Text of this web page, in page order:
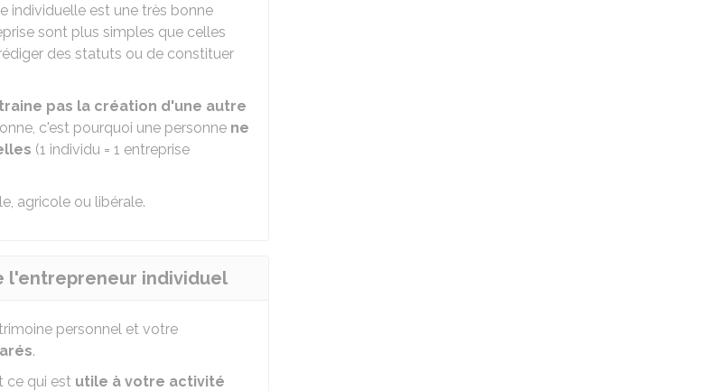
individuelle est une très bonne
sont plus simples que celles
des statuts ou de constituer
pas la création d'une autre
c'est pourquoi une personne ne
(1 individu = 1 entreprise
agricole ou libérale.
l'entrepreneur individuel
personnel et votre
.
ce qui est utile à votre activité